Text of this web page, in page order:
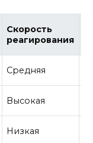
Скорость
реагирования
Средняя
Высокая
Низкая